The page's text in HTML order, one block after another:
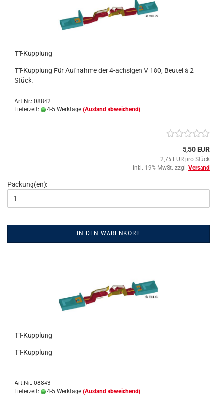
TT-Kupplung
TT-Kupplung Für Aufnahme der 4-achsigen V 180, Beutel à 2
Stück.
Art.Nr.: 08842
Lieferzeit:
4-5 Werktage (Ausland abweichend)
5,50 EUR
2,75 EUR pro Stück
inkl. 19% MwSt. zzgl. Versand
Packung(en):
IN DEN WARENKORB
TT-Kupplung
TT-Kupplung
Art.Nr.: 08843
Lieferzeit:
4-5 Werktage (Ausland abweichend)